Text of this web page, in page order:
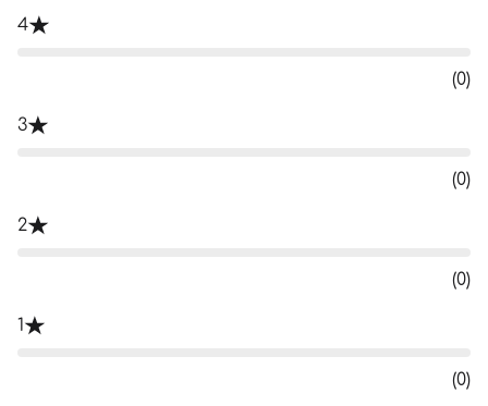
4
(0)
3
(0)
2
(0)
1
(0)